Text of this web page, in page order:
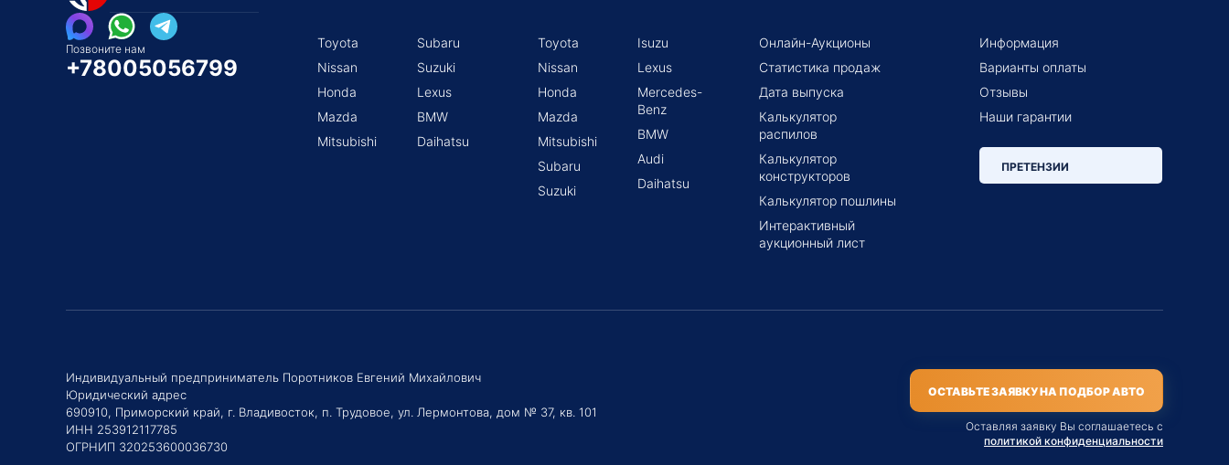
Позвоните нам
+78005056799
Toyota
Nissan
Honda
Mazda
Mitsubishi
Subaru
Suzuki
Lexus
BMW
Daihatsu
Toyota
Nissan
Honda
Mazda
Mitsubishi
Subaru
Suzuki
Isuzu
Lexus
Mercedes-
Benz
BMW
Audi
Daihatsu
Онлайн-Аукционы
Статистика продаж
Дата выпуска
Калькулятор
распилов
Калькулятор
конструкторов
Калькулятор пошлины
Интерактивный
аукционный лист
Информация
Варианты оплаты
Отзывы
Наши гарантии
ПРЕТЕНЗИИ
Индивидуальный предприниматель Поротников Евгений Михайлович
Юридический адрес
690910, Приморский край, г. Владивосток, п. Трудовое, ул. Лермонтова, дом № 37, кв. 101
ИНН 253912117785
ОГРНИП 320253600036730
ОСТАВЬТЕ ЗАЯВКУ НА ПОДБОР АВТО
Оставляя заявку Вы соглашаетесь с
политикой конфиденциальности